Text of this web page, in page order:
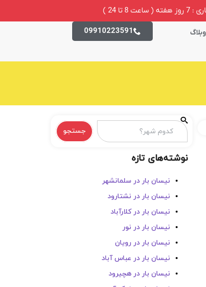
8 تا 24 )
وبلاگ 09910223591
جستجو
نوشته‌های تازه
نیسان بار در سلمانشهر
نیسان بار در نشتارود
نیسان بار در کلارآباد
نیسان بار در نور
نیسان بار در رویان
نیسان بار در عباس آباد
نیسان بار در هچیرود